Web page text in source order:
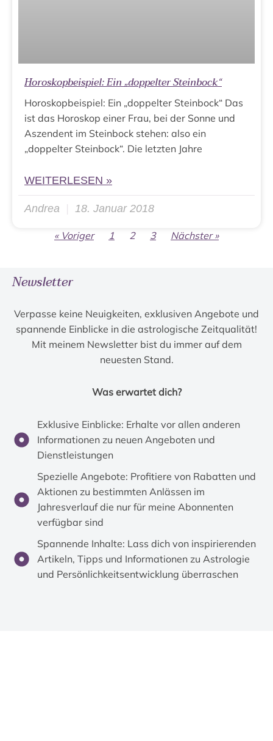
Horoskopbeispiel: Ein „doppelter Steinbock“
Horoskopbeispiel: Ein „doppelter Steinbock“ Das
ist das Horoskop einer Frau, bei der Sonne und
Aszendent im Steinbock stehen: also ein
„doppelter Steinbock“. Die letzten Jahre
WEITERLESEN »
Andrea 18. Januar 2018
« Voriger 1 2 3 Nächster »
Newsletter
Verpasse keine Neuigkeiten, exklusiven Angebote und
spannende Einblicke in die astrologische Zeitqualität!
Mit meinem Newsletter bist du immer auf dem
neuesten Stand.
Was erwartet dich?
Exklusive Einblicke: Erhalte vor allen anderen
Informationen zu neuen Angeboten und
Dienstleistungen
Spezielle Angebote: Profitiere von Rabatten und
Aktionen zu bestimmten Anlässen im
Jahresverlauf die nur für meine Abonnenten
verfügbar sind
Spannende Inhalte: Lass dich von inspirierenden
Artikeln, Tipps und Informationen zu Astrologie
und Persönlichkeitsentwicklung überraschen